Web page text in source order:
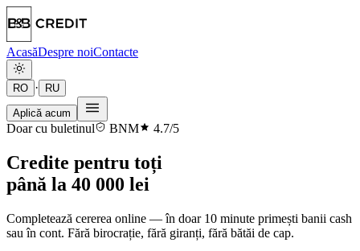
AcasăDespre noiContacte
RO · RU
Aplică acum
Doar cu buletinul BNM 4.7/5
Credite pentru toți
până la 40 000 lei
Completează cererea online — în doar 10 minute primești banii cash
sau în cont. Fără birocrație, fără giranți, fără bătăi de cap.